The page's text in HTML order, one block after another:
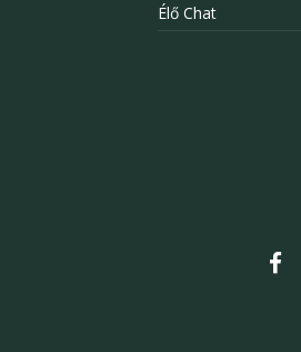
Élő Chat